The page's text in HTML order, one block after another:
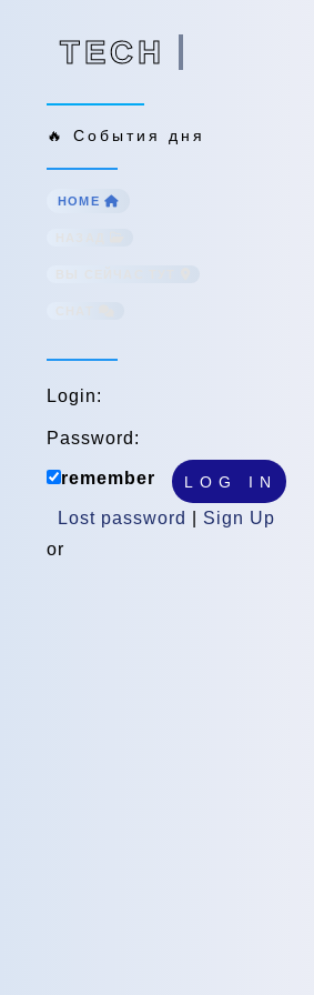
TECH
🔥 События дня
HOME
Login:
Password:
remember
Lost password
Sign Up
or